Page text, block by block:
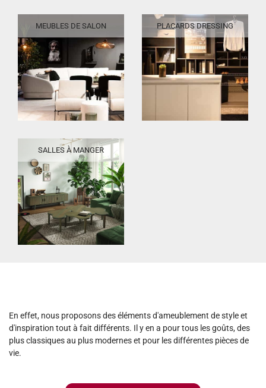
MEUBLES DE SALON PLACARDS DRESSING
SALLES À MANGER
En effet, nous proposons des éléments d'ameublement de style et
d'inspiration tout à fait différents. Il y en a pour tous les goûts, des
plus classiques au plus modernes et pour les différentes pièces de
vie.